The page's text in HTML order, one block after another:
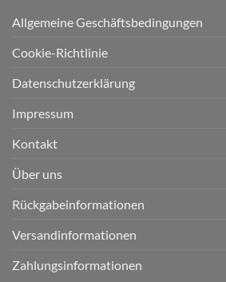
Allgemeine Geschäftsbedingungen
Cookie-Richtlinie
Datenschutzerklärung
Impressum
Kontakt
Über uns
Rückgabeinformationen
Versandinformationen
Zahlungsinformationen